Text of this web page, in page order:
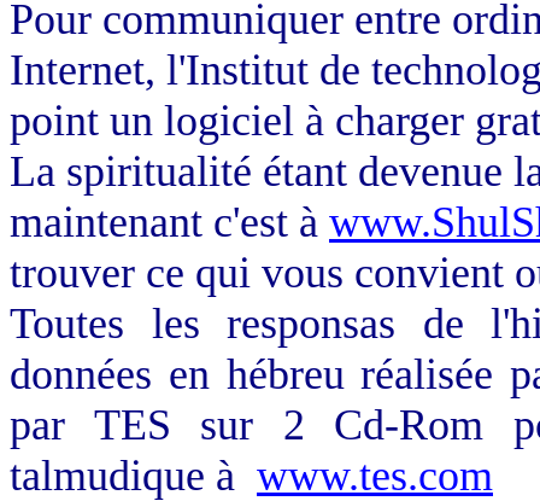
Pour communiquer entre
Internet, l'Institut de
point un logiciel à charger
La spiritualité étant devenue
maintenant c'est à
trouver ce qui vous convient
Toutes lesresponsas de
données en hébreu réalisée
par TES sur 2 Cd-Rom
talmudique à www.tes.com